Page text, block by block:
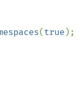
(true );